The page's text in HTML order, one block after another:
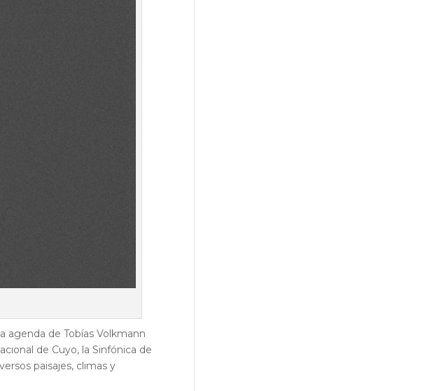
agenda de Tobías Volkmann
de Cuyo, la Sinfónica de
paisajes, climas y